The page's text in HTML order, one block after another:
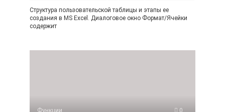
Структура пользовательской таблицы и этапы ее
создания в MS Excel. Диалоговое окно Формат/Ячейки
содержит
Функции 0